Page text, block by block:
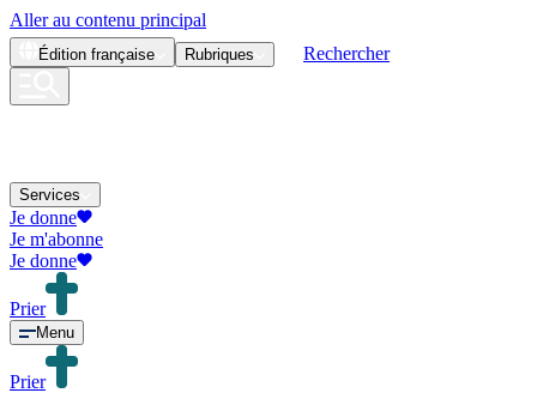
Aller au contenu principal
Édition française Rubriques Rechercher
Services
Je donne
Je m'abonne
Je donne
Prier
Menu
Prier